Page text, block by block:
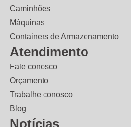
Caminhões
Máquinas
Containers de Armazenamento
Atendimento
Fale conosco
Orçamento
Trabalhe conosco
Blog
Notícias